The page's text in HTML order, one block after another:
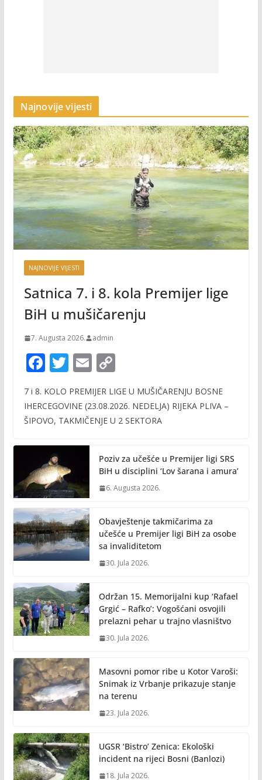
Najnovije vijesti
NAJNOVIJE VIJESTI
Satnica 7. i 8. kola Premijer lige
BiH u mušičarenju
7. Augusta 2026. admin
F
e
b
o
k
T
itt
er
E
ai
l
C
p
y
n
k
7 i 8. KOLO PREMIJER LIGE U MUŠIČARENJU BOSNE
IHERCEGOVINE (23.08.2026. NEDELJA) RIJEKA PLIVA –
ŠIPOVO, TAKMIČENJE U 2 SEKTORA
Poziv za učešće u Premijer ligi SRS
BiH u disciplini ‘Lov šarana i amura’
6. Augusta 2026.
Obavještenje takmičarima za
učešće u Premijer ligi BiH za osobe
sa invaliditetom
30. Jula 2026.
Održan 15. Memorijalni kup ‘Rafael
Grgić – Rafko’: Vogošćani osvojili
prelazni pehar u trajno vlasništvo
30. Jula 2026.
Masovni pomor ribe u Kotor Varoši:
Snimak iz Vrbanje prikazuje stanje
na terenu
23. Jula 2026.
UGSR ‘Bistro’ Zenica: Ekološki
incident na rijeci Bosni (Banlozi)
18. Jula 2026.